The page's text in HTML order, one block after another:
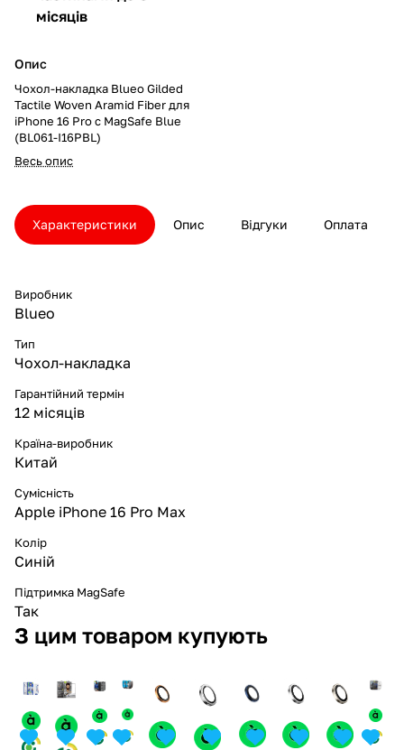
місяців
Опис
Чохол-накладка Blueo Gilded
Tactile Woven Aramid Fiber для
iPhone 16 Pro с MagSafe Blue
(BL061-I16PBL)
Весь опис
Характеристики Опис Відгуки Оплата
Виробник
Blueo
Тип
Чохол-накладка
Гарантійний термін
12 місяців
Країна-виробник
Китай
Сумісність
Apple iPhone 16 Pro Max
Колір
Синій
Підтримка MagSafe
Так
З цим товаром купують